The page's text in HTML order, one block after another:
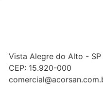
Vista Alegre do Alto - SP
CEP: 15.920-000